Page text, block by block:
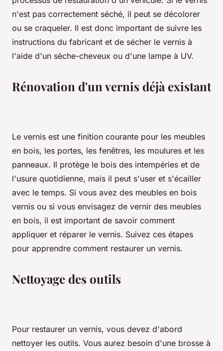
n'est pas correctement séché, il peut se décolorer
ou se craqueler. Il est donc important de suivre les
instructions du fabricant et de sécher le vernis à
l'aide d'un sèche-cheveux ou d'une lampe à UV.
Rénovation d'un vernis déjà existant
Le vernis est une finition courante pour les meubles
en bois, les portes, les fenêtres, les moulures et les
panneaux. Il protège le bois des intempéries et de
l'usure quotidienne, mais il peut s'user et s'écailler
avec le temps. Si vous avez des meubles en bois
vernis ou si vous envisagez de vernir des meubles
en bois, il est important de savoir comment
appliquer et réparer le vernis. Suivez ces étapes
pour apprendre comment restaurer un vernis.
Nettoyage des outils
Pour restaurer un vernis, vous devez d'abord
nettoyer les outils. Vous aurez besoin d'une brosse à